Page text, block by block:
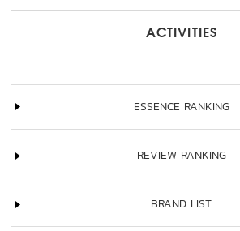
ACTIVITIES
ESSENCE RANKING
REVIEW RANKING
BRAND LIST